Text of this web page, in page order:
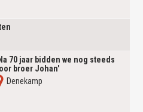
70 jaar bidden we nog steeds
broer Johan'
Denekamp